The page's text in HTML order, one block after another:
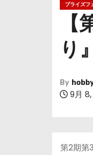
プライズフ
り
By
9月
第2期第